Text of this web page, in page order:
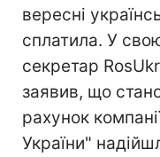
вересні
сплатила. У
секретар
заявив, що
рахунок
України"